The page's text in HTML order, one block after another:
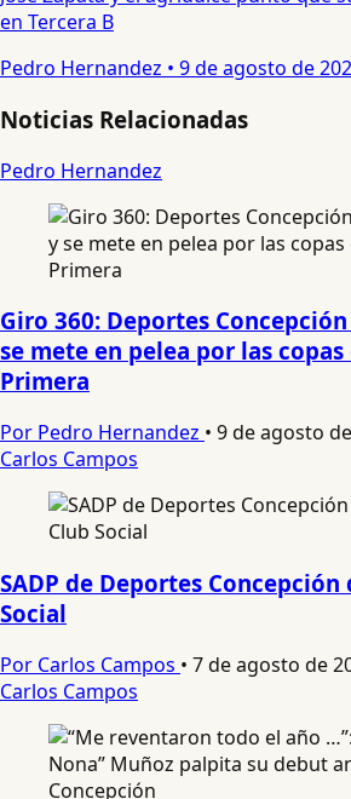
en Tercera B
Pedro Hernandez • 9 de agosto de
Noticias Relacionadas
Pedro Hernandez
Giro 360: Deportes
se mete en pelea por las
Primera
Por Pedro Hernandez • 9 de agosto
Carlos Campos
SADP de Deportes
Social
Por Carlos Campos • 7 de agosto de
Carlos Campos